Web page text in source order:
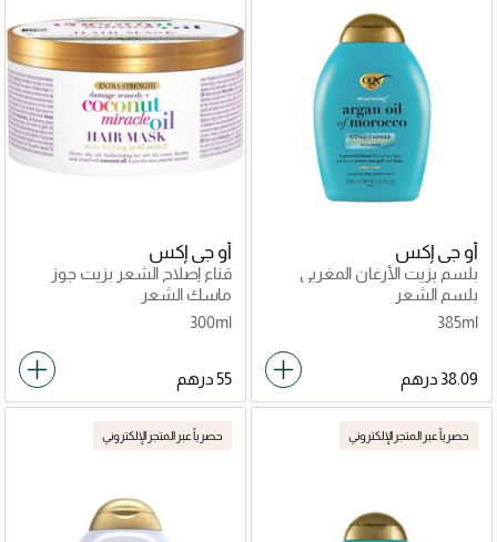
أو جي إكس
بلسم بزيت الأرغان المغربي
بلسم الشعر
385ml
أو جي إكس
قناع إصلاح الشعر بزيت جوز
الهند
ماسك الشعر
300ml
حصرياً عبر المتجر الإلكتروني حصرياً عبر المتجر الإلكتروني